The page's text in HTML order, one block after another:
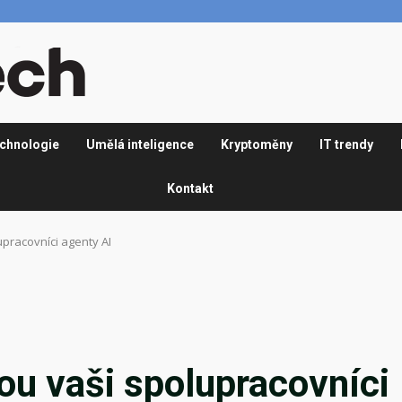
Umělá inteligence Kryptoměny IT trendy
Kontakt
agenty AI
vaši spolupracovníci